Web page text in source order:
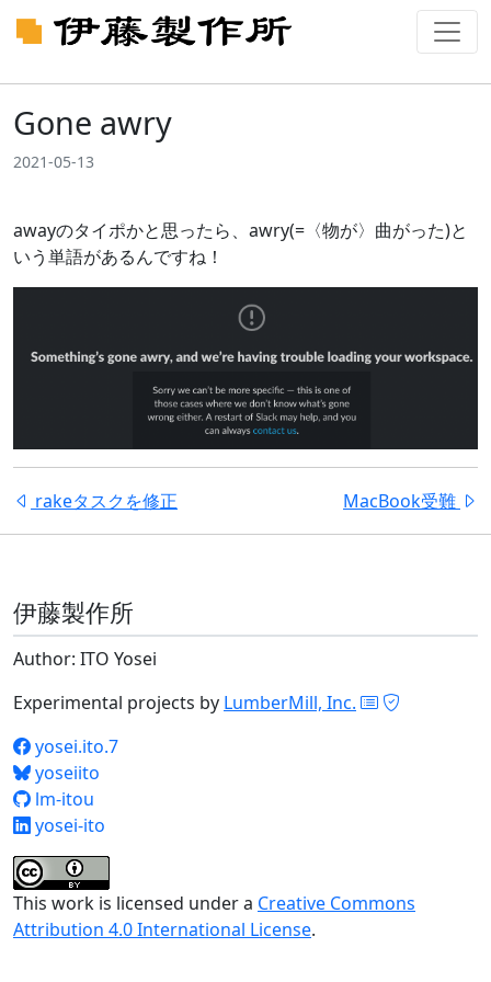
Gone awry
2021-05-13
awayのタイポかと思ったら、awry(=〈物が〉曲がった)と
いう単語があるんですね！
rakeタスクを修正 MacBook受難
伊藤製作所
Author: ITO Yosei
Experimental projects by LumberMill, Inc.
yosei.ito.7
yoseiito
lm-itou
yosei-ito
This work is licensed under a Creative Commons
Attribution 4.0 International License.